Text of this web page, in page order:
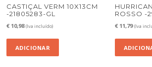
CASTIÇAL VERM 10X13CM
-21805283-GL
€ 10,98 (Iva incluído)
ADICIONAR
ROSSO -
€ 11,79 (Iva